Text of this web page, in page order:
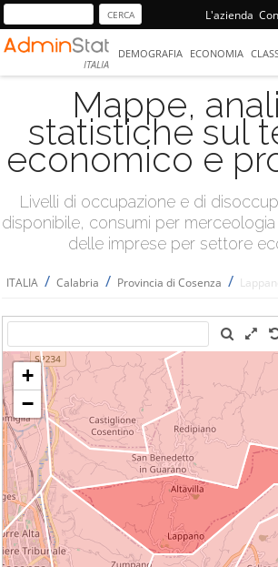
L'azienda
ITALIA
DEMOGRAFIA ECONOMIA
Mappe,
statistiche sul
economico e
Livelli di occupazione e di
disponibile, consumi per
delle imprese per settore
ITALIA / Calabria / Provincia di Cosenza /